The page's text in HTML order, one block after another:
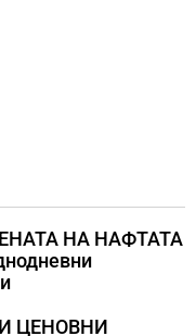
НА НАФТАТА
ЦЕНОВНИ